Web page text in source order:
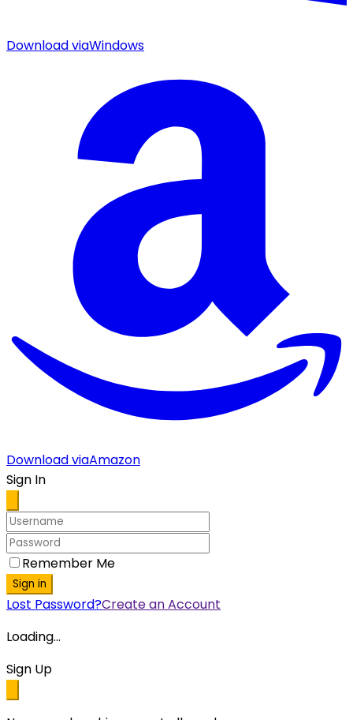
Download viaWindows
Download viaAmazon
Sign In
Remember Me
Sign in
Lost Password?Create an Account
Loading...
Sign Up